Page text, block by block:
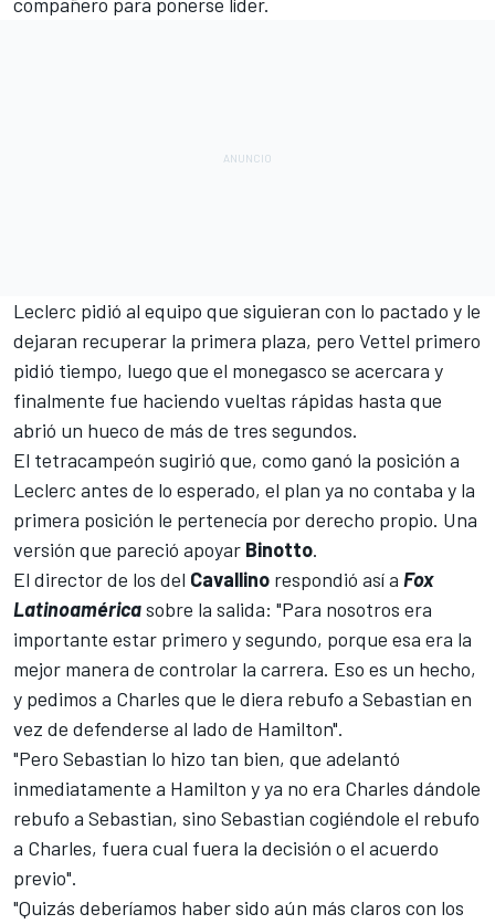
Leclerc pidió al equipo que siguieran con lo pactado y le
dejaran recuperar la primera plaza, pero Vettel primero
pidió tiempo, luego que el monegasco se acercara y
finalmente fue haciendo vueltas rápidas hasta que
abrió un hueco de más de tres segundos.
El tetracampeón sugirió que, como ganó la posición a
Leclerc antes de lo esperado, el plan ya no contaba y la
primera posición le pertenecía por derecho propio. Una
versión que pareció apoyar Binotto.
El director de los del Cavallino respondió así a Fox
Latinoaméricasobre la salida: "Para nosotros era
importante estar primero y segundo, porque esa era la
mejor manera de controlar la carrera. Eso es un hecho,
y pedimos a Charles que le diera rebufo a Sebastian en
vez de defenderse al lado de Hamilton".
"Pero Sebastian lo hizo tan bien, que adelantó
inmediatamente a Hamilton y ya no era Charles dándole
rebufo a Sebastian, sino Sebastian cogiéndole el rebufo
a Charles, fuera cual fuera la decisión o el acuerdo
previo".
"Quizás deberíamos haber sido aún más claros con los